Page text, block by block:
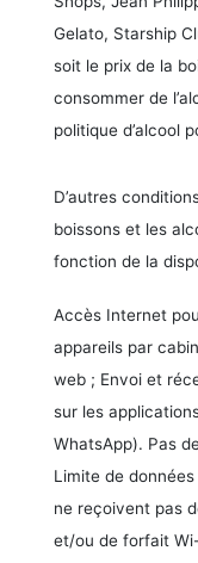
Gelato, Starship
soit le prix de la
consommer de
politique d’alcool
D’autres
boissons et les
fonction de la
Accès Internet
appareils par
web ; Envoi et
sur les
WhatsApp). Pas
Limite de
ne reçoivent pas
et/ou de forfait